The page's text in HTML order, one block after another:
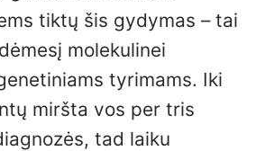
tiktų šis gydymas – tai
molekulinei
tyrimams. Iki
miršta vos per tris
tad laiku